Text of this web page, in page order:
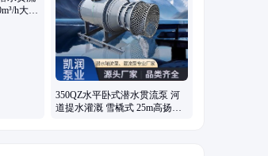
h大流
350QZ水平卧式潜水贯流泵 河
道提水灌溉 雪橇式 25m高扬程